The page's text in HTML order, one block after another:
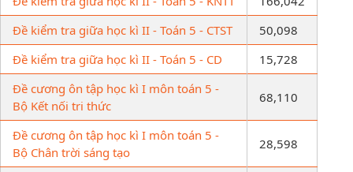
Đề kiểm tra giữa học kì II - Toán 5 - CTST
50,098
Đề kiểm tra giữa học kì II - Toán 5 - CD
15,728
Đề cương ôn tập học kì I môn toán 5 -
Bộ Kết nối tri thức
68,110
Đề cương ôn tập học kì I môn toán 5 -
Bộ Chân trời sáng tạo
28,598